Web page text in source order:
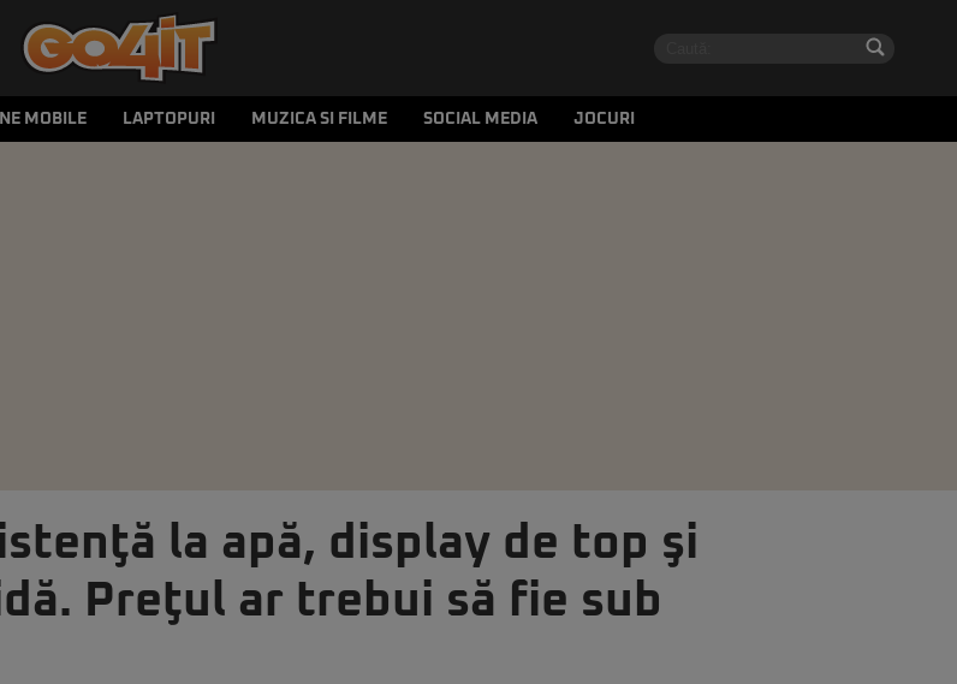
MOBILE LAPTOPURI MUZICA SI FILME SOCIAL MEDIA JOCURI
la apă, display de top şi
Preţul ar trebui să fie sub